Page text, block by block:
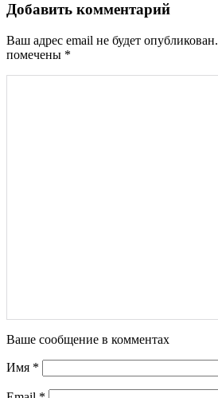
Добавить комментарий
Ваш адрес email не будет опубликован.
помечены *
Ваше сообщение в комментах
Имя *